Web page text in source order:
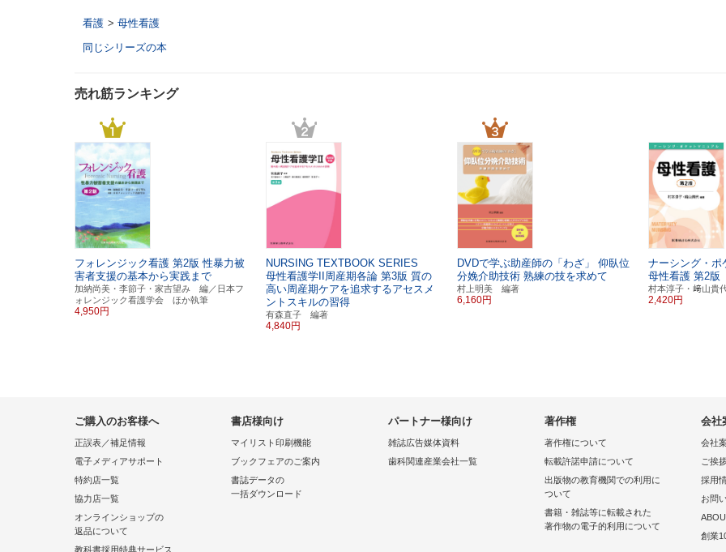
看護 > 母性看護
同じシリーズの本
売れ筋ランキング
フォレンジック看護 第2版 性暴力被
害者支援の基本から実践まで
加納尚美・李節子・家吉望み 編／日本フ
ォレンジック看護学会 ほか執筆
4,950円
NURSING TEXTBOOK SERIES
母性看護学II周産期各論 第3版 質の
高い周産期ケアを追求するアセスメ
ントスキルの習得
有森直子 編著
4,840円
DVDで学ぶ助産師の「わざ」
仰臥位
分娩介助技術 熟練の技を求めて
村上明美 編著
6,160円
ナーシング・ポ
母性看護 第2版
村本淳子・﨑山貴
2,420円
ご購入のお客様へ
正誤表／補足情報
電子メディアサポート
特約店一覧
協力店一覧
オンラインショップの
返品について
教科書採用特典サービス
書店様向け
マイリスト印刷機能
ブックフェアのご案内
書誌データの
一括ダウンロード
パートナー様向け
雑誌広告媒体資料
歯科関連産業会社一覧
著作権
著作権について
転載許諾申請について
出版物の教育機関での利用に
ついて
書籍・雑誌等に転載された
著作物の電子的利用について
会社
会社
ご挨
採用
お問
創業